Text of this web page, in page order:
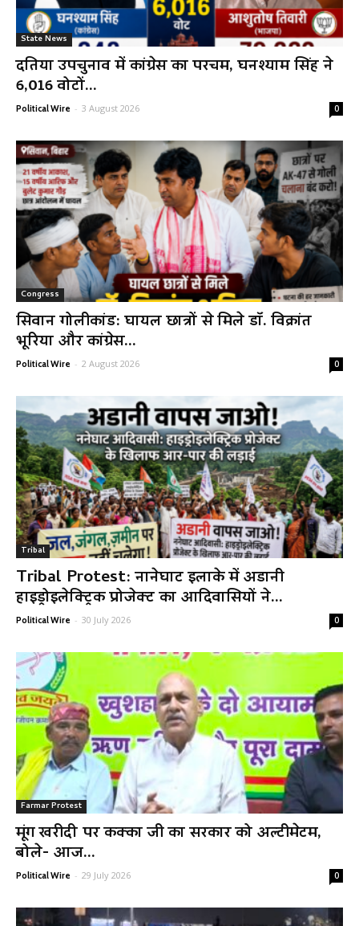
State News
दतिया उपचुनाव में कांग्रेस का परचम, घनश्याम सिंह ने
6,016 वोटों...
Political Wire - 3 August 2026 0
Congress
सिवान गोलीकांड: घायल छात्रों से मिले डॉ. विक्रांत
भूरिया और कांग्रेस...
Political Wire - 2 August 2026 0
Tribal
Tribal Protest: नानेघाट इलाके में अडानी
हाइड्रोइलेक्ट्रिक प्रोजेक्ट का आदिवासियों ने...
Political Wire - 30 July 2026 0
Farmar Protest
मूंग खरीदी पर कक्का जी का सरकार को अल्टीमेटम,
बोले- आज...
Political Wire - 29 July 2026 0